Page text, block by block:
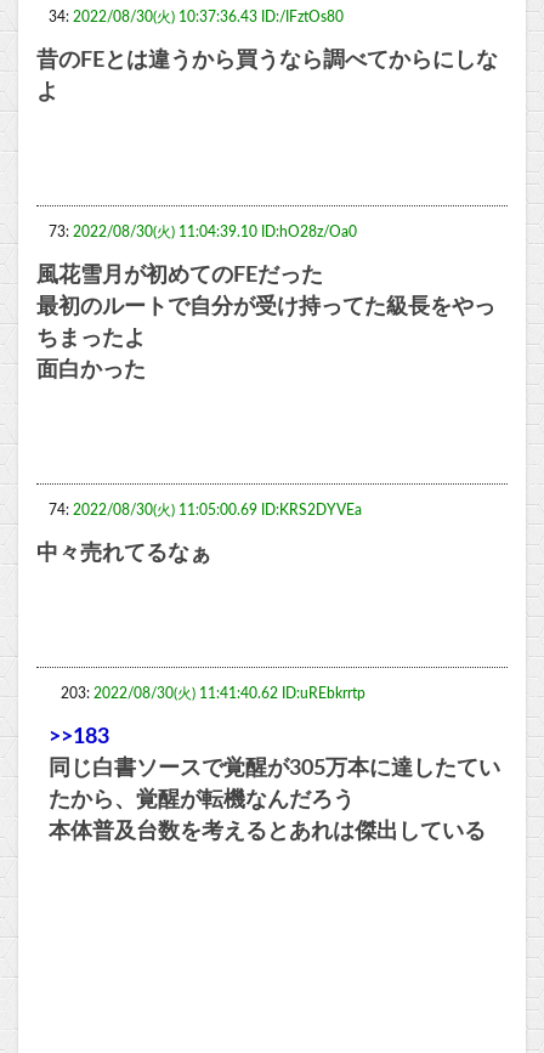
34: 2022/08/30(火) 10:37:36.43 ID:/IFztOs80
昔のFEとは違うから買うなら調べてからにしな
よ
73: 2022/08/30(火) 11:04:39.10 ID:hO28z/Oa0
風花雪月が初めてのFEだった
最初のルートで自分が受け持ってた級長をやっ
ちまったよ
面白かった
74: 2022/08/30(火) 11:05:00.69 ID:KRS2DYVEa
中々売れてるなぁ
203: 2022/08/30(火) 11:41:40.62 ID:uREbkrrtp
>>183
同じ白書ソースで覚醒が305万本に達したてい
たから、覚醒が転機なんだろう
本体普及台数を考えるとあれは傑出している